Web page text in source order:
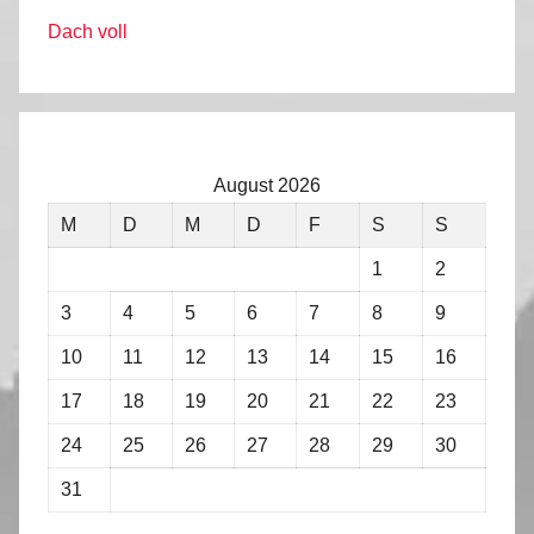
Dach voll
August 2026
M
D M D F S S
1 2
3 4 5 6 7 8 9
10 11 12 13 14 15 16
17 18 19 20 21 22 23
24 25 26 27 28 29 30
31